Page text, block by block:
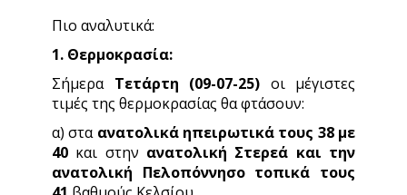
Πιο αναλυτικά:
1. Θερμοκρασία:
Σήμερα Τετάρτη (09-07-25) οι μέγιστες
τιμές της θερμοκρασίας θα φτάσουν:
α) στα ανατολικά ηπειρωτικά τους 38 με
40 και στην ανατολική Στερεά και την
ανατολική Πελοπόννησο τοπικά τους